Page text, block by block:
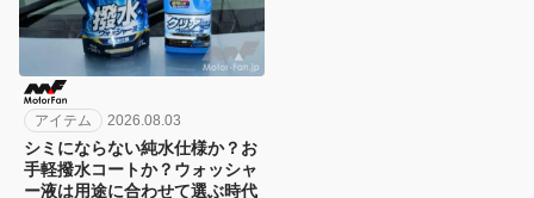
アイテム 2026.08.03
シミにならない純水仕様か？お
手軽撥水コートか？ウォッシャ
ー液は用途に合わせて選ぶ時代